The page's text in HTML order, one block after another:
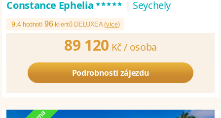
Constance Ephelia***** | Seychely
9.4 hodnotí96klientů DELUXEA (více)
89 120 Kč / osoba
Podrobnosti zájezdu